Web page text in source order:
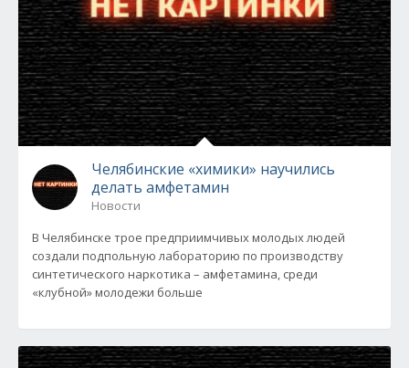
Челябинские «химики» научились
делать амфетамин
Новости
В Челябинске трое предприимчивых молодых людей
создали подпольную лабораторию по производству
синтетического наркотика – амфетамина, среди
«клубной» молодежи больше